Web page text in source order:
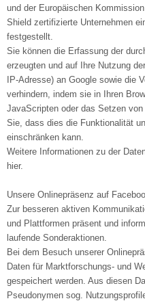
und der Europäischen
Shield zertifizierte Unternehmen
festgestellt.
Sie können die Erfassung der
erzeugten und auf Ihre Nutzung
IP-Adresse) an Google sowie die
verhindern, indem sie in Ihren
JavaScripten oder das Setzen
Sie, dass dies die Funktionalität
einschränken kann.
Weitere Informationen zu der
hier.
Unsere Onlinepräsenz auf
Zur besseren aktiven
und Plattformen präsent und
laufende Sonderaktionen.
Bei dem Besuch unserer
Daten für Marktforschungs- und
gespeichert werden. Aus diesen
Pseudonymen sog.